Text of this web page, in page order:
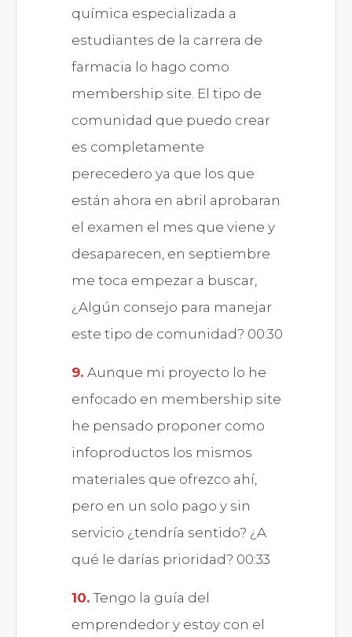
química especializada a
estudiantes de la carrera de
farmacia lo hago como
membership site. El tipo de
comunidad que puedo crear
es completamente
perecedero ya que los que
están ahora en abril aprobaran
el examen el mes que viene y
desaparecen, en septiembre
me toca empezar a buscar,
¿Algún consejo para manejar
este tipo de comunidad? 00:30
Aunque mi proyecto lo he
enfocado en membership site
he pensado proponer como
infoproductos los mismos
materiales que ofrezco ahí,
pero en un solo pago y sin
servicio ¿tendría sentido? ¿A
qué le darías prioridad? 00:33
Tengo la guía del
emprendedor y estoy con el